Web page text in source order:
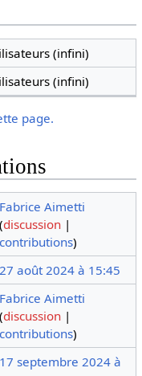
(infini)
(infini)
page.
Fabrice Aimetti
(discussion |
contributions)
27 août 2024 à 15:45
Fabrice Aimetti
(discussion |
contributions)
17 septembre 2024 à